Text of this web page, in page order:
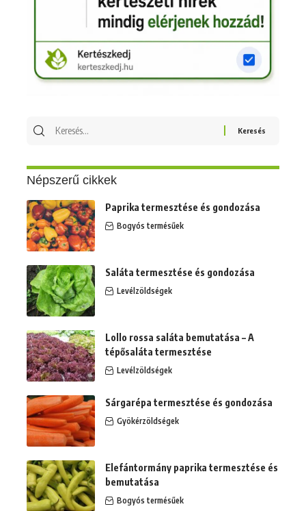
Keresés
Népszerű cikkek
Paprika termesztése és gondozása
Bogyós termésűek
Saláta termesztése és gondozása
Levélzöldségek
Lollo rossa saláta bemutatása – A
tépősaláta termesztése
Levélzöldségek
Sárgarépa termesztése és gondozása
Gyökérzöldségek
Elefántormány paprika termesztése és
bemutatása
Bogyós termésűek